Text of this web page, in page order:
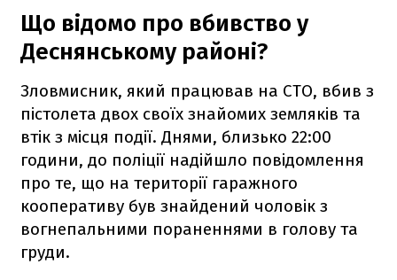
Що відомо про вбивство у
Деснянському районі?
Зловмисник, який працював на СТО, вбив з
пістолета двох своїх знайомих земляків та
втік з місця події. Днями, близько 22:00
години, до поліції надійшло повідомлення
про те, що на території гаражного
кооперативу був знайдений чоловік з
вогнепальними пораненнями в голову та
груди.